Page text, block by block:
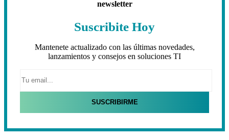
newsletter
Suscribite Hoy
Mantenete actualizado con las últimas novedades,
lanzamientos y consejos en soluciones TI